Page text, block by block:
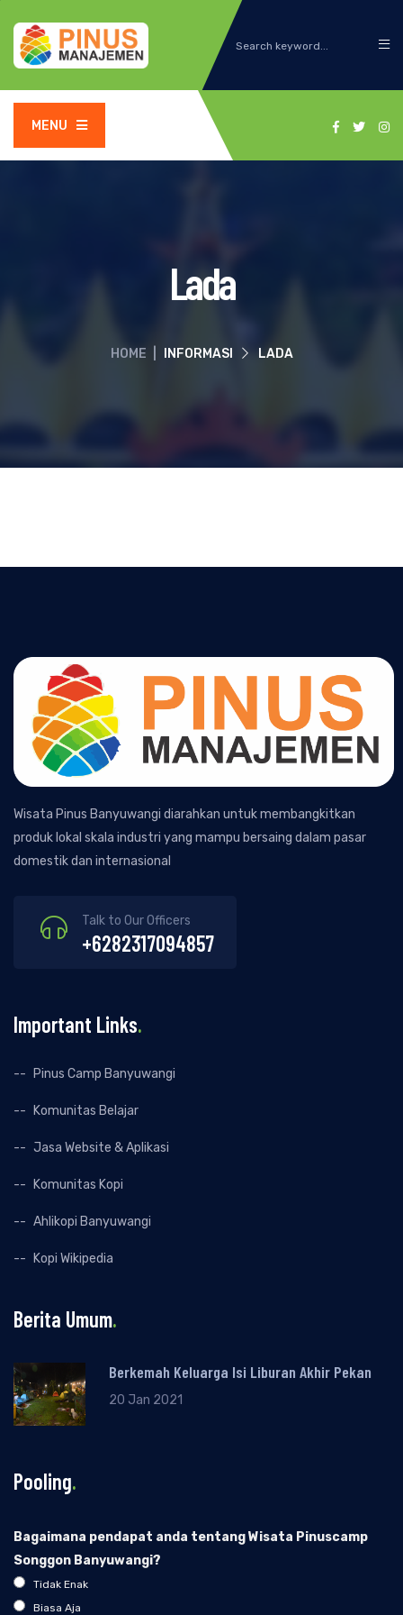
MENU
Lada
HOME INFORMASI LADA
Wisata Pinus Banyuwangi diarahkan untuk membangkitkan
produk lokal skala industri yang mampu bersaing dalam pasar
domestik dan internasional
Talk to Our Officers
+6282317094857
Important Links.
Pinus Camp Banyuwangi
Komunitas Belajar
Jasa Website & Aplikasi
Komunitas Kopi
Ahlikopi Banyuwangi
Kopi Wikipedia
Berita Umum.
Berkemah Keluarga Isi Liburan Akhir Pekan
20 Jan 2021
Pooling.
Bagaimana pendapat anda tentang Wisata Pinuscamp
Songgon Banyuwangi?
Tidak Enak
Biasa Aja